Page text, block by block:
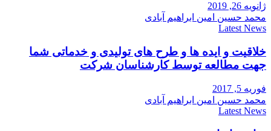
ژانویه 26, 2019
محمد حسین امین ابراهیم آبادی
Latest News
خلاقیت و ایده ها و طرح های تولیدی و خدماتی شما
جهت مطالعه توسط کارشناسان شرکت
فوریه 5, 2017
محمد حسین امین ابراهیم آبادی
Latest News